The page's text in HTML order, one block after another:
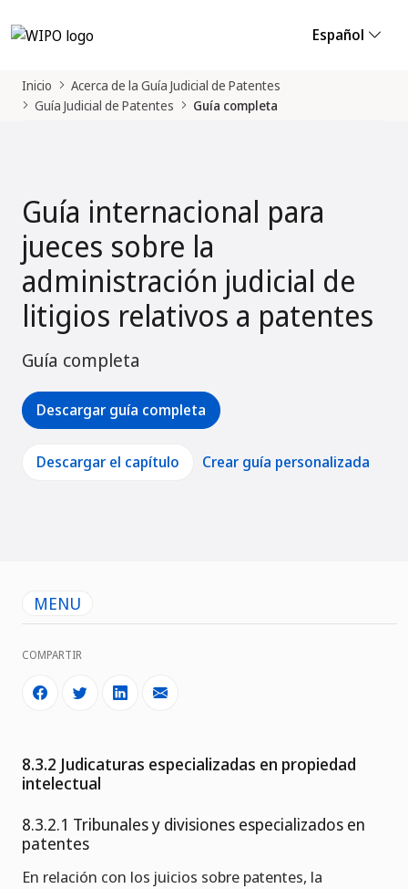
Español
Inicio
Acerca de la Guía Judicial de Patentes
Guía Judicial de Patentes
Guía completa
Guía internacional para
jueces sobre la
administración judicial de
litigios relativos a patentes
Guía completa
Descargar guía completa
Descargar el capítulo Crear guía personalizada
MENU
COMPARTIR
8.3.2 Judicaturas especializadas en propiedad
intelectual
8.3.2.1 Tribunales y divisiones especializados en
patentes
En relación con los juicios sobre patentes, la